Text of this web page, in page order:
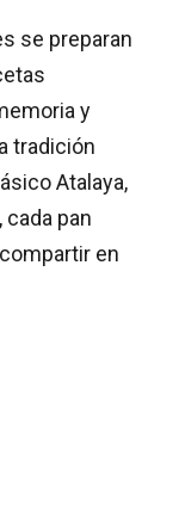
se preparan
y
tradición
Atalaya,
cada pan
en